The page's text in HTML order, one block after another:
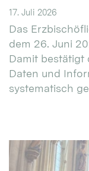
17. Juli 2026
Das
dem 26. Juni
Damit bestätigt
Daten und
systematisch